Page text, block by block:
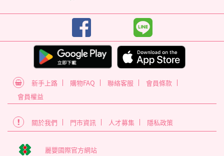
新手上路 購物FAQ 聯絡客服
會員條款
會員權益
關於我們 門市資訊 人才募集 隱私政策
麗嬰國際官方網站